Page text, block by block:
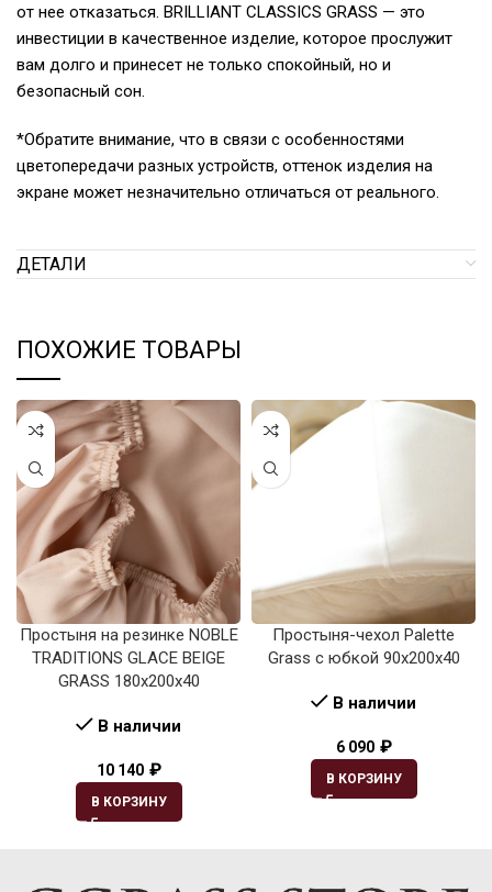
от нее отказаться. BRILLIANT CLASSICS GRASS — это
инвестиции в качественное изделие, которое прослужит
вам долго и принесет не только спокойный, но и
безопасный сон.
*Обратите внимание, что в связи с особенностями
цветопередачи разных устройств, оттенок изделия на
экране может незначительно отличаться от реального.
ДЕТАЛИ
ПОХОЖИЕ ТОВАРЫ
Простыня на резинке NOBLE
TRADITIONS GLACE BEIGE
GRASS 180х200х40
В наличии
10 140 ₽
В КОРЗИНУ
Простыня-чехол Palette
Grass с юбкой 90х200х40
В наличии
6 090 ₽
В КОРЗИНУ